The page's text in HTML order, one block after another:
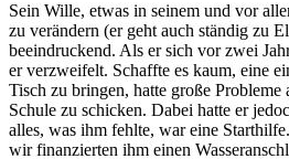
Sein Wille, etwas in seinem und vor
zu verändern (er geht auch ständig zu
beeindruckend. Als er sich vor zwei
er verzweifelt. Schaffte es kaum, eine
Tisch zu bringen, hatte große
Schule zu schicken. Dabei hatte er
alles, was ihm fehlte, war eine
wir finanzierten ihm einen